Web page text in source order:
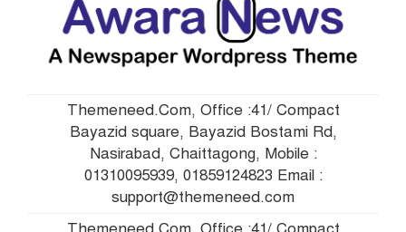
পদ্মাসেতুতে ৩৮তম স্প্যান,
পৌনে ৬ কিলোমিটার দৃশ্যমান
পূবালী ব্যাংকে চাকরির সুযোগ
Themeneed.Com, Office :41/ Compact
Bayazid square, Bayazid Bostami Rd,
Nasirabad, Chaittagong, Mobile :
01310095939, 01859124823 Email :
support@themeneed.com